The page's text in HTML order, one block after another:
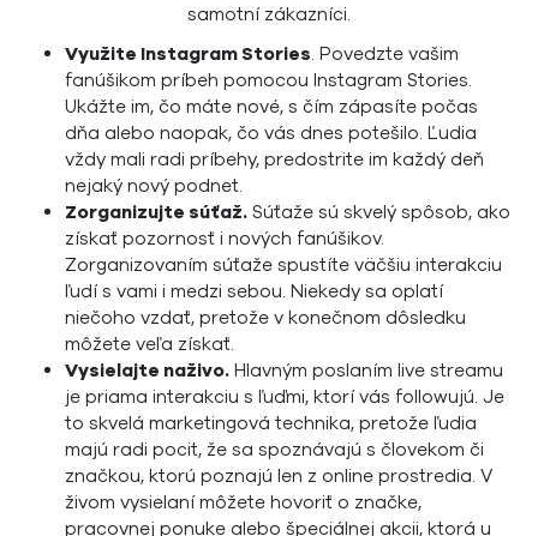
samotní zákazníci.
Využite Instagram Stories. Povedzte vašim
fanúšikom príbeh pomocou Instagram Stories.
Ukážte im, čo máte nové, s čím zápasíte počas
dňa alebo naopak, čo vás dnes potešilo. Ľudia
vždy mali radi príbehy, predostrite im každý deň
nejaký nový podnet.
Zorganizujte súťaž. Súťaže sú skvelý spôsob, ako
získať pozornosť i nových fanúšikov.
Zorganizovaním súťaže spustíte väčšiu interakciu
ľudí s vami i medzi sebou. Niekedy sa oplatí
niečoho vzdať, pretože v konečnom dôsledku
môžete veľa získať.
Vysielajte naživo. Hlavným poslaním live streamu
je priama interakciu s ľuďmi, ktorí vás followujú. Je
to skvelá marketingová technika, pretože ľudia
majú radi pocit, že sa spoznávajú s človekom či
značkou, ktorú poznajú len z online prostredia. V
živom vysielaní môžete hovoriť o značke,
pracovnej ponuke alebo špeciálnej akcii, ktorá u